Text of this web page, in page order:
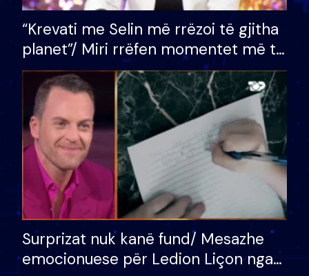
“Krevati me Selin më rrëzoi të gjitha
planet”/ Miri rrëfen momentet më të
bukura në shtëpinë e BB VIP: Do më
mungojë zilja e mëngjesit kur…
Surprizat nuk kanë fund/ Mesazhe
emocionuese për Ledion Liçon nga